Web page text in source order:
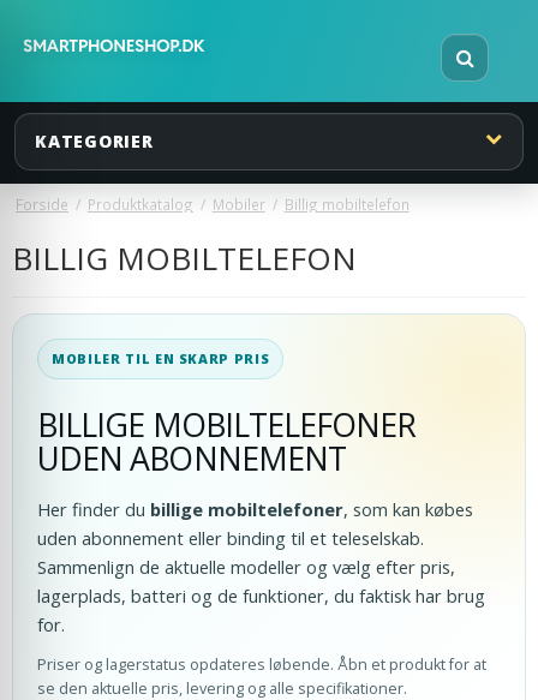
KATEGORIER
Forside / Produktkatalog / Mobiler / Billig mobiltelefon
BILLIG MOBILTELEFON
MOBILER TIL EN SKARP PRIS
BILLIGE MOBILTELEFONER
UDEN ABONNEMENT
Her finder du billige mobiltelefoner, som kan købes
uden abonnement eller binding til et teleselskab.
Sammenlign de aktuelle modeller og vælg efter pris,
lagerplads, batteri og de funktioner, du faktisk har brug
for.
Priser og lagerstatus opdateres løbende. Åbn et produkt for at
se den aktuelle pris, levering og alle specifikationer.